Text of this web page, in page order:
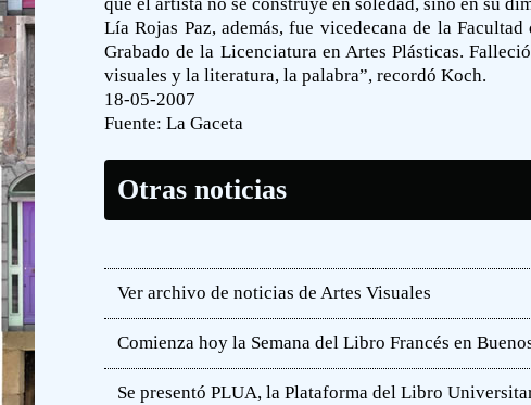
que el artista no se construye en soledad, sino en su
Lía Rojas Paz, además, fue vicedecana de la
Grabado de la Licenciatura en Artes Plásticas.
visuales y la literatura, la palabra”, recordó Koch.
18-05-2007
Fuente: La Gaceta
Otras noticias
Ver archivo de noticias de Artes Visuales
Comienza hoy la Semana del Libro Francés en
Se presentó PLUA, la Plataforma del Libro